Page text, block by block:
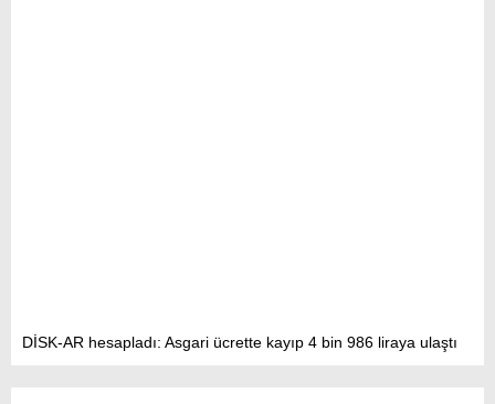
DİSK-AR hesapladı: Asgari ücrette kayıp 4 bin 986 liraya ulaştı